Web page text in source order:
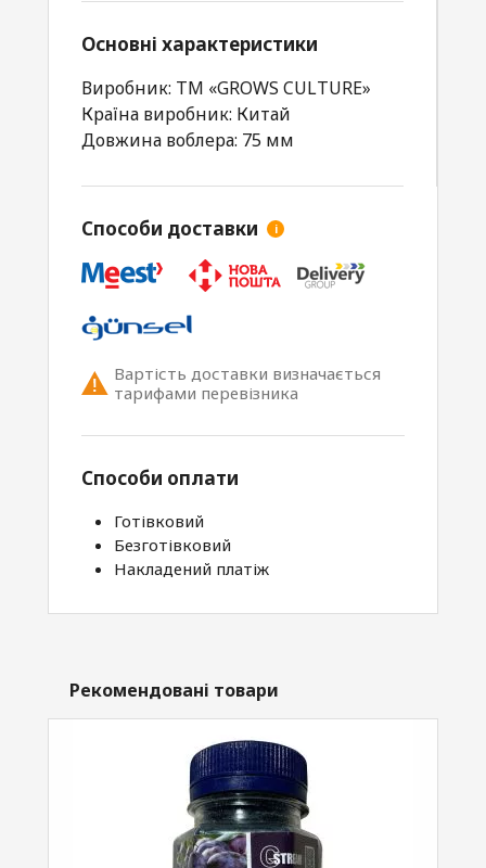
Основні характеристики
Виробник: ТМ «GROWS CULTURE»
Країна виробник: Китай
Довжина воблера: 75 мм
Способи доставки i
Вартість доставки визначається
тарифами перевізника
Способи оплати
Готівковий
Безготівковий
Накладений платіж
Рекомендовані товари